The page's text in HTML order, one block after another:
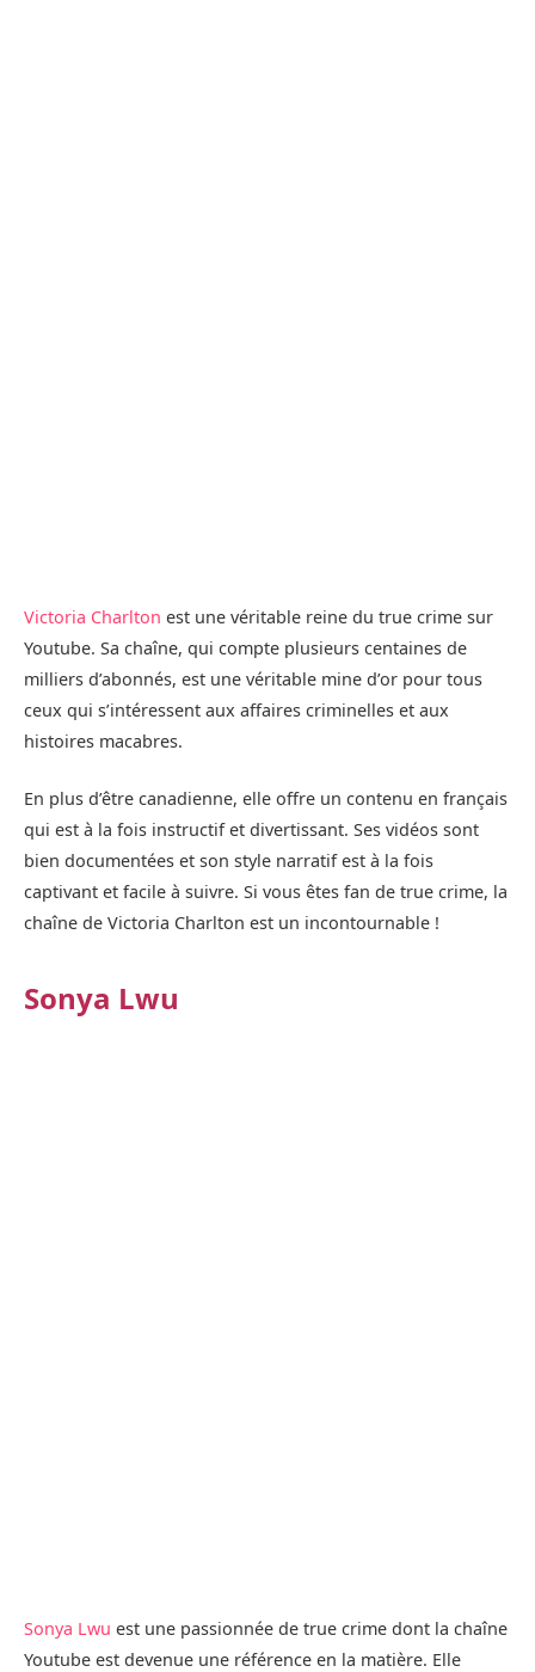
Victoria Charlton est une véritable reine du true crime sur
Youtube. Sa chaîne, qui compte plusieurs centaines de
milliers d’abonnés, est une véritable mine d’or pour tous
ceux qui s’intéressent aux affaires criminelles et aux
histoires macabres.
En plus d’être canadienne, elle offre un contenu en français
qui est à la fois instructif et divertissant. Ses vidéos sont
bien documentées et son style narratif est à la fois
captivant et facile à suivre. Si vous êtes fan de true crime, la
chaîne de Victoria Charlton est un incontournable !
Sonya Lwu
Sonya Lwu est une passionnée de true crime dont la chaîne
Youtube est devenue une référence en la matière. Elle